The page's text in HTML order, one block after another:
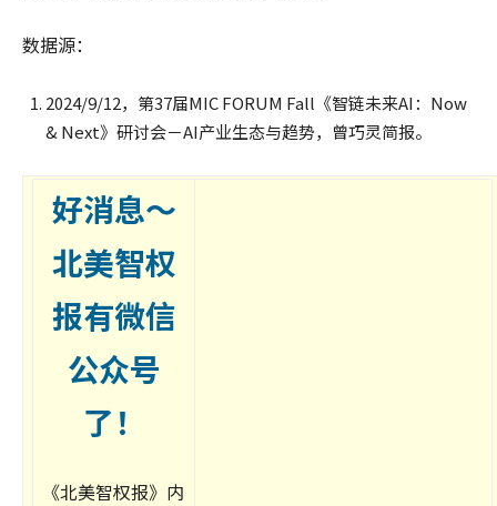
数据源：
2024/9/12，第37届MIC FORUM Fall《智链未来AI：Now
& Next》研讨会－AI产业生态与趋势，曾巧灵简报。
好消息～
北美智权
报有微信
公众号
了！
《北美智权报》内